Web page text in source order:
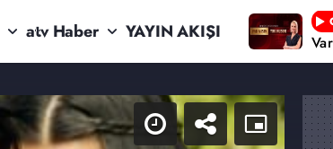
atv Haber YAYIN AKIŞI